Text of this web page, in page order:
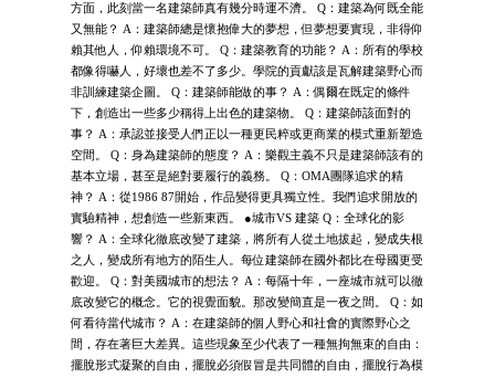
方面，此刻當一名建築師真有幾分時運不濟。 Q：建築為何既全能
又無能？ A：建築師總是懷抱偉大的夢想，但夢想要實現，非得仰
賴其他人，仰賴環境不可。 Q：建築教育的功能？ A：所有的學校
都像得嚇人，好壞也差不了多少。學院的貢獻該是瓦解建築野心而
非訓練建築企圖。 Q：建築師能做的事？ A：偶爾在既定的條件
下，創造出一些多少稱得上出色的建築物。 Q：建築師該面對的
事？ A：承認並接受人們正以一種更民粹或更商業的模式重新塑造
空間。 Q：身為建築師的態度？ A：樂觀主義不只是建築師該有的
基本立場，甚至是絕對要履行的義務。 Q：OMA團隊追求的精
神？ A：從1986 87開始，作品變得更具獨立性。我們追求開放的
實驗精神，想創造一些新東西。 ●城市VS 建築 Q：全球化的影
響？ A：全球化徹底改變了建築，將所有人從土地拔起，變成失根
之人，變成所有地方的陌生人。每位建築師在國外都比在母國更受
歡迎。 Q：對美國城市的想法？ A：每隔十年，一座城市就可以徹
底改變它的概念。它的視覺面貌。那改變簡直是一夜之間。 Q：如
何看待當代城市？ A：在建築師的個人野心和社會的實際野心之
間，存在著巨大差異。這些現象至少代表了一種無拘無束的自由：
擺脫形式凝聚的自由，擺脫必須假冒是共同體的自由，擺脫行為模